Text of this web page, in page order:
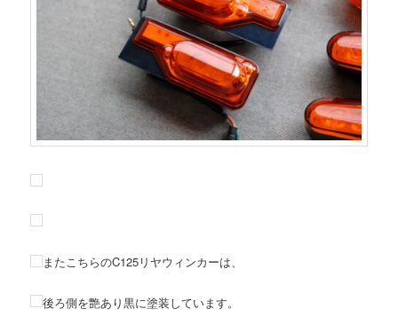
またこちらのC125リヤウィンカーは、
後ろ側を艶あり黒に塗装しています。